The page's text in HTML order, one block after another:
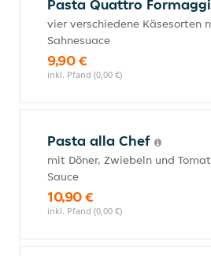
Pasta Quattro Formaggi
vier verschiedene Käsesorten
Sahnesuace
9,90 €
inkl. Pfand (0,00 €)
Pasta alla Chef
mit Döner, Zwiebeln und
Sauce
10,90 €
inkl. Pfand (0,00 €)